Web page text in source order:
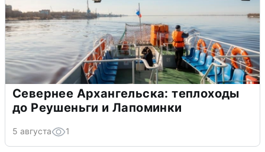
Севернее Архангельска: теплоходы
до Реушеньги и Лапоминки
5 августа 1